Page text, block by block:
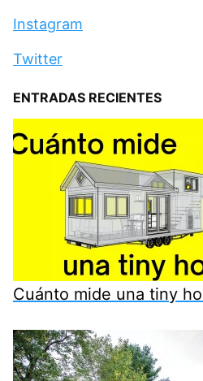
Instagram
Twitter
ENTRADAS RECIENTES
Cuánto mide una tiny